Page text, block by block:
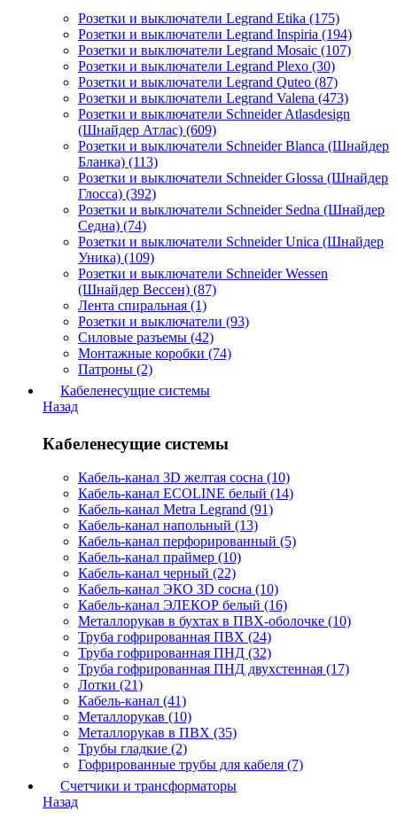
Розетки и выключатели Legrand Etika (175)
Розетки и выключатели Legrand Inspiria (194)
Розетки и выключатели Legrand Mosaic (107)
Розетки и выключатели Legrand Plexo (30)
Розетки и выключатели Legrand Quteo (87)
Розетки и выключатели Legrand Valena (473)
Розетки и выключатели Schneider Atlasdesign
(Шнайдер Атлас) (609)
Розетки и выключатели Schneider Blanca (Шнайдер
Бланка) (113)
Розетки и выключатели Schneider Glossa (Шнайдер
Глосса) (392)
Розетки и выключатели Schneider Sedna (Шнайдер
Седна) (74)
Розетки и выключатели Schneider Unica (Шнайдер
Уника) (109)
Розетки и выключатели Schneider Wessen
(Шнайдер Вессен) (87)
Лента спиральная (1)
Розетки и выключатели (93)
Силовые разъемы (42)
Монтажные коробки (74)
Патроны (2)
Кабеленесущие системы
Назад
Кабеленесущие системы
Кабель-канал 3D желтая сосна (10)
Кабель-канал ECOLINE белый (14)
Кабель-канал Metra Legrand (91)
Кабель-канал напольный (13)
Кабель-канал перфорированный (5)
Кабель-канал праймер (10)
Кабель-канал черный (22)
Кабель-канал ЭКО 3D сосна (10)
Кабель-канал ЭЛЕКОР белый (16)
Металлорукав в бухтах в ПВХ-оболочке (10)
Труба гофрированная ПВХ (24)
Труба гофрированная ПНД (32)
Труба гофрированная ПНД двухстенная (17)
Лотки (21)
Кабель-канал (41)
Металлорукав (10)
Металлорукав в ПВХ (35)
Трубы гладкие (2)
Гофрированные трубы для кабеля (7)
Счетчики и трансформаторы
Назад